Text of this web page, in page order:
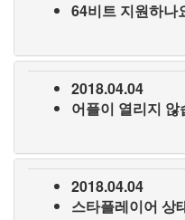
64비트 지원하나
2018.04.04
어플이 열리지 않
2018.04.04
스타플레이어 상